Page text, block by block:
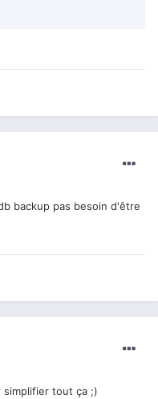
backup pas besoin d'être
tout ça ;)